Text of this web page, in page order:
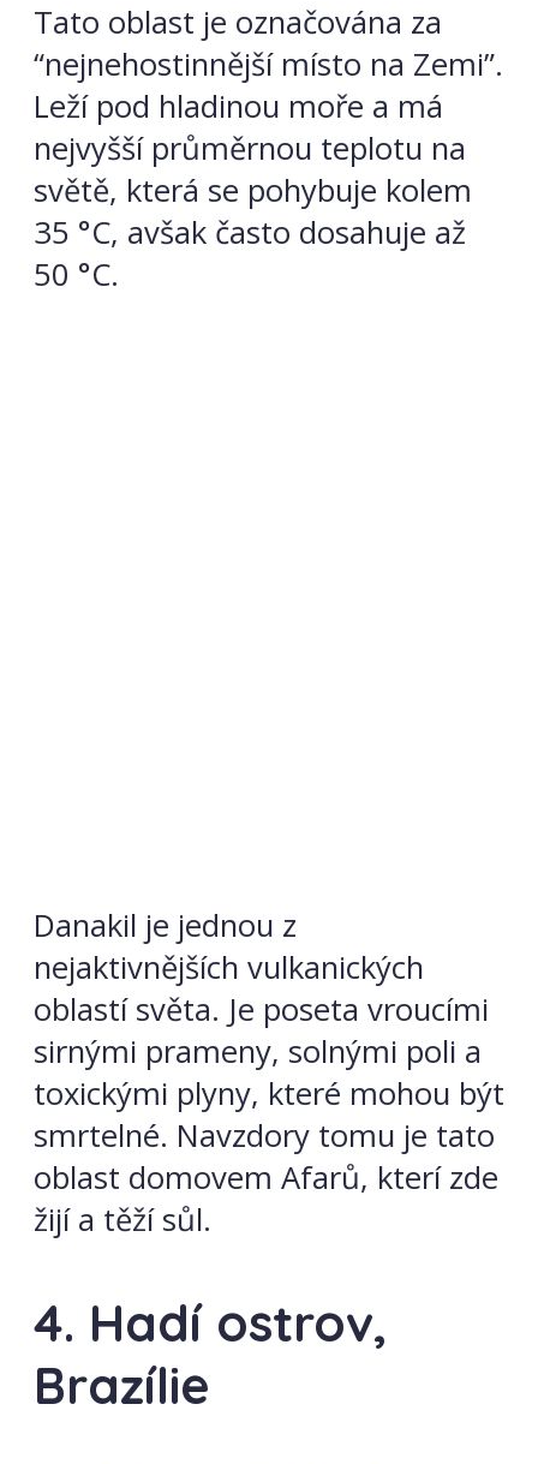
Tato oblast je označována za
“nejnehostinnější místo na Zemi”.
Leží pod hladinou moře a má
nejvyšší průměrnou teplotu na
světě, která se pohybuje kolem
35 °C, avšak často dosahuje až
50 °C.
Danakil je jednou z
nejaktivnějších vulkanických
oblastí světa. Je poseta vroucími
sirnými prameny, solnými poli a
toxickými plyny, které mohou být
smrtelné. Navzdory tomu je tato
oblast domovem Afarů, kterí zde
žijí a těží sůl.
4. Hadí ostrov,
Brazílie